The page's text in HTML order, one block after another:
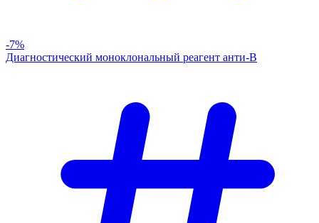
-7%
Диагностический моноклональный реагент анти-В